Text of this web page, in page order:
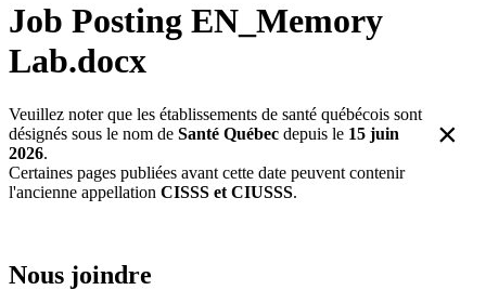
Job Posting EN_Memory
Lab.docx
Veuillez noter que les établissements de santé québécois sont
désignés sous le nom de Santé Québec depuis le 15 juin
2026.
Certaines pages publiées avant cette date peuvent contenir
l'ancienne appellation CISSS et CIUSSS.
×
Nous joindre